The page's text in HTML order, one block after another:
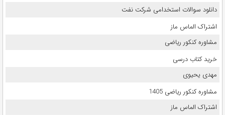
دانلود سوالات استخدامی شرکت نفت
اشتراک الماس ماز
مشاوره کنکور ریاضی
خرید کتاب درسی
مهدی یحیوی
مشاوره کنکور ریاضی 1405
اشتراک الماس ماز